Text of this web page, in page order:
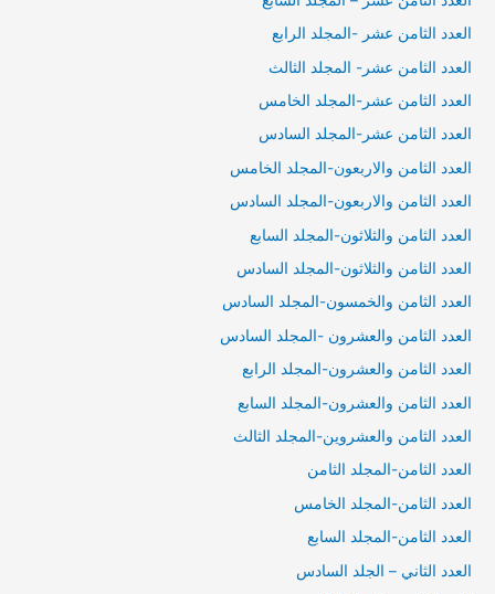
العدد الثامن عشر -المجلد الرابع
العدد الثامن عشر- المجلد الثالث
العدد الثامن عشر-المجلد الخامس
العدد الثامن عشر-المجلد السادس
العدد الثامن والاربعون-المجلد الخامس
العدد الثامن والاربعون-المجلد السادس
العدد الثامن والثلاثون-المجلد السابع
العدد الثامن والثلاثون-المجلد السادس
العدد الثامن والخمسون-المجلد السادس
العدد الثامن والعشرون -المجلد السادس
العدد الثامن والعشرون-المجلد الرابع
العدد الثامن والعشرون-المجلد السابع
العدد الثامن والعشروين-المجلد الثالث
العدد الثامن-المجلد الثامن
العدد الثامن-المجلد الخامس
العدد الثامن-المجلد السابع
العدد الثاني – الجلد السادس